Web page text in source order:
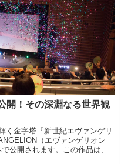
開！その深淵なる世界観
く金字塔『新世紀エヴァンゲリ
（エヴァンゲリオン
公開されます。この作品は、